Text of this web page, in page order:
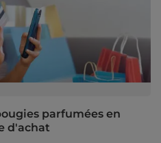
parfumées en
d'achat